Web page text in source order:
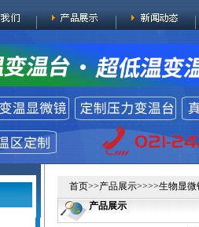
首页>>产品展示>>>>生物显微
产品展示